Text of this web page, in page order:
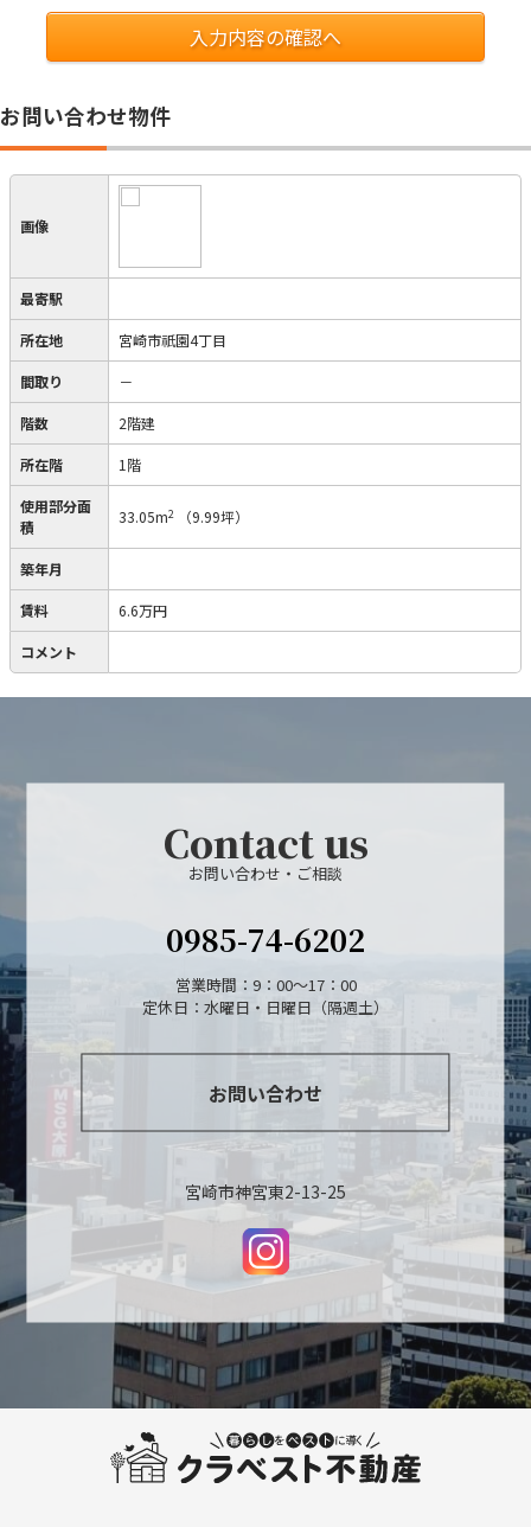
入力内容の確認へ
お問い合わせ物件
画像
最寄駅
所在地 宮崎市祇園4丁目
間取り －
階数 2階建
所在階 1階
使用部分面
積
33.05m2 （9.99坪）
築年月
賃料 6.6万円
コメント
Contact us
お問い合わせ・ご相談
0985-74-6202
営業時間：9：00～17：00
定休日：水曜日・日曜日（隔週土）
お問い合わせ
宮崎市神宮東2-13-25